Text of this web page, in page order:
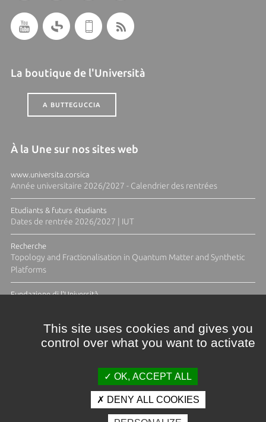
La boutique de l'Università
A BUTTEGUCCIA
À la Une sur nos sites web
www.universita.corsica
Année universitaire 2026/2027 - Calendrier des rentrées
Etudiants & futurs étudiants
Dates de rentrée 2026/2027 | IUT
Recherche
Topology and Fractionalisation in Quantum Matter and Synthetic
Platforms
Fundazione di l'Università
Crédits et mentions légales
This site uses cookies and gives you
control over what you want to activate
OK, ACCEPT ALL
DENY ALL COOKIES